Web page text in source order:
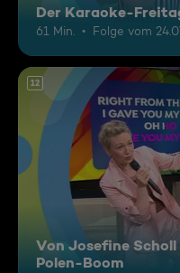
Der Karaoke-
61 Min. Folge vom
12
Von Josefine
Polen-Boom